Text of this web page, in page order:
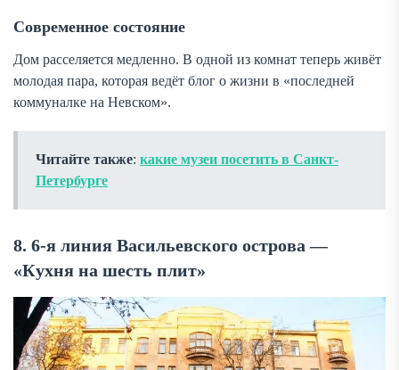
Современное состояние
Дом расселяется медленно. В одной из комнат теперь живёт
молодая пара, которая ведёт блог о жизни в «последней
коммуналке на Невском».
Читайте также: какие музеи посетить в Санкт-
Петербурге
8. 6-я линия Васильевского острова —
«Кухня на шесть плит»